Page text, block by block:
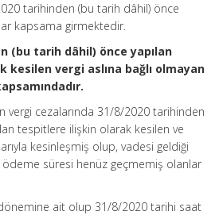
tarihinden (bu tarih dâhil) önce
kapsama girmektedir.
(bu tarih dâhil) önce yapılan
vergi aslına bağlı olmayan
vergi cezalarında 31/8/2020 tarihinden
tespitlere ilişkin olarak kesilen ve
kesinleşmiş olup, vadesi geldiği
süresi henüz geçmemiş olanlar
ait olup 31/8/2020 tarihi saat